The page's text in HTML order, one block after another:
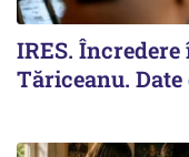
IRES.
Tăriceanu. Date